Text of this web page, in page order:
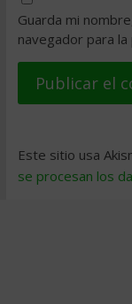
Guarda mi
navegador para
Este sitio usa
se procesan los